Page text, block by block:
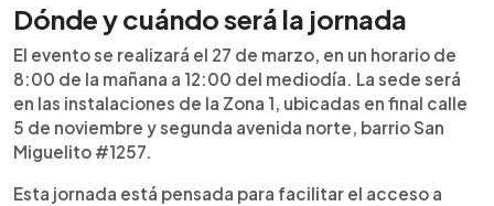
motoristas, técnicos, operarios, ventas y cocina,
entre otras. Esta iniciativa busca facilitar el
acceso al empleo en un solo espacio, permitiendo
a los participantes conectar directamente con
oportunidades laborales según su experiencia y
habilidades.
Dónde y cuándo será la jornada
El evento se realizará el 27 de marzo, en un horario de
8:00 de la mañana a 12:00 del mediodía. La sede será
en las instalaciones de la Zona 1, ubicadas en final calle
5 de noviembre y segunda avenida norte, barrio San
Miguelito #1257.
Esta jornada está pensada para facilitar el acceso a